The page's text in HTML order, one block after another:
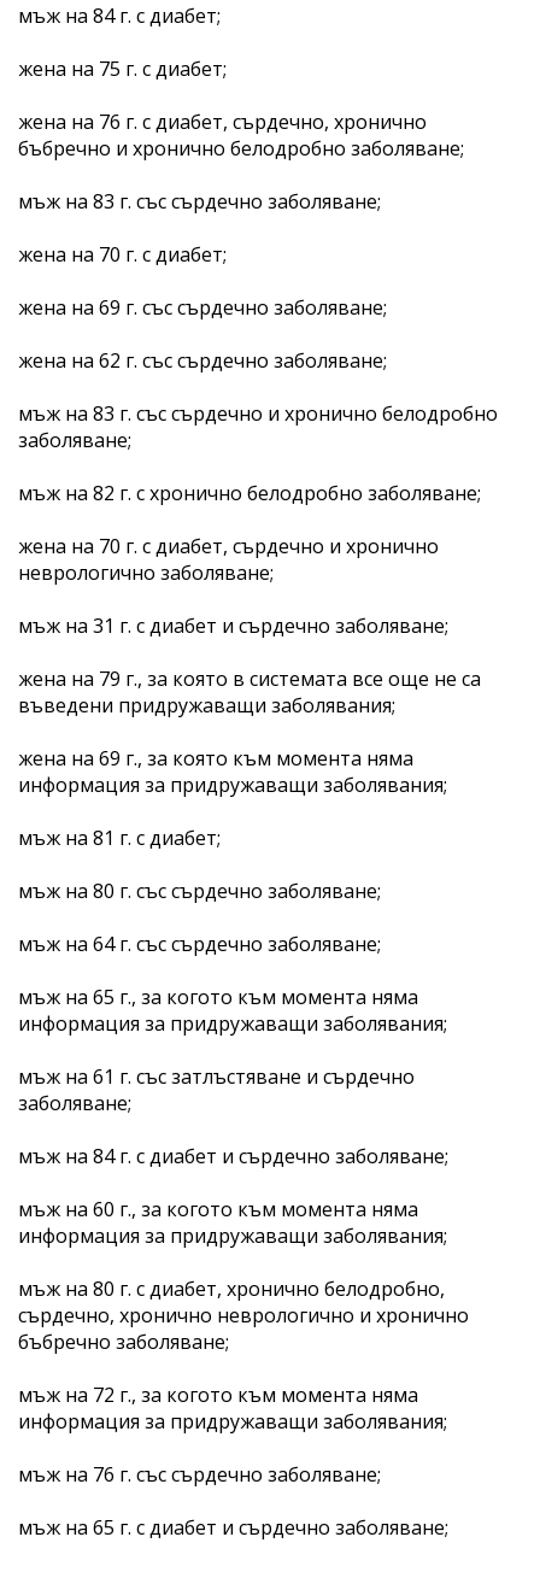
мъж на 84 г. с диабет;
жена на 75 г. с диабет;
жена на 76 г. с диабет, сърдечно, хронично
бъбречно и хронично белодробно заболяване;
мъж на 83 г. със сърдечно заболяване;
жена на 70 г. с диабет;
жена на 69 г. със сърдечно заболяване;
жена на 62 г. със сърдечно заболяване;
мъж на 83 г. със сърдечно и хронично белодробно
заболяване;
мъж на 82 г. с хронично белодробно заболяване;
жена на 70 г. с диабет, сърдечно и хронично
неврологично заболяване;
мъж на 31 г. с диабет и сърдечно заболяване;
жена на 79 г., за която в системата все още не са
въведени придружаващи заболявания;
жена на 69 г., за която към момента няма
информация за придружаващи заболявания;
мъж на 81 г. с диабет;
мъж на 80 г. със сърдечно заболяване;
мъж на 64 г. със сърдечно заболяване;
мъж на 65 г., за когото към момента няма
информация за придружаващи заболявания;
мъж на 61 г. със затлъстяване и сърдечно
заболяване;
мъж на 84 г. с диабет и сърдечно заболяване;
мъж на 60 г., за когото към момента няма
информация за придружаващи заболявания;
мъж на 80 г. с диабет, хронично белодробно,
сърдечно, хронично неврологично и хронично
бъбречно заболяване;
мъж на 72 г., за когото към момента няма
информация за придружаващи заболявания;
мъж на 76 г. със сърдечно заболяване;
мъж на 65 г. с диабет и сърдечно заболяване;